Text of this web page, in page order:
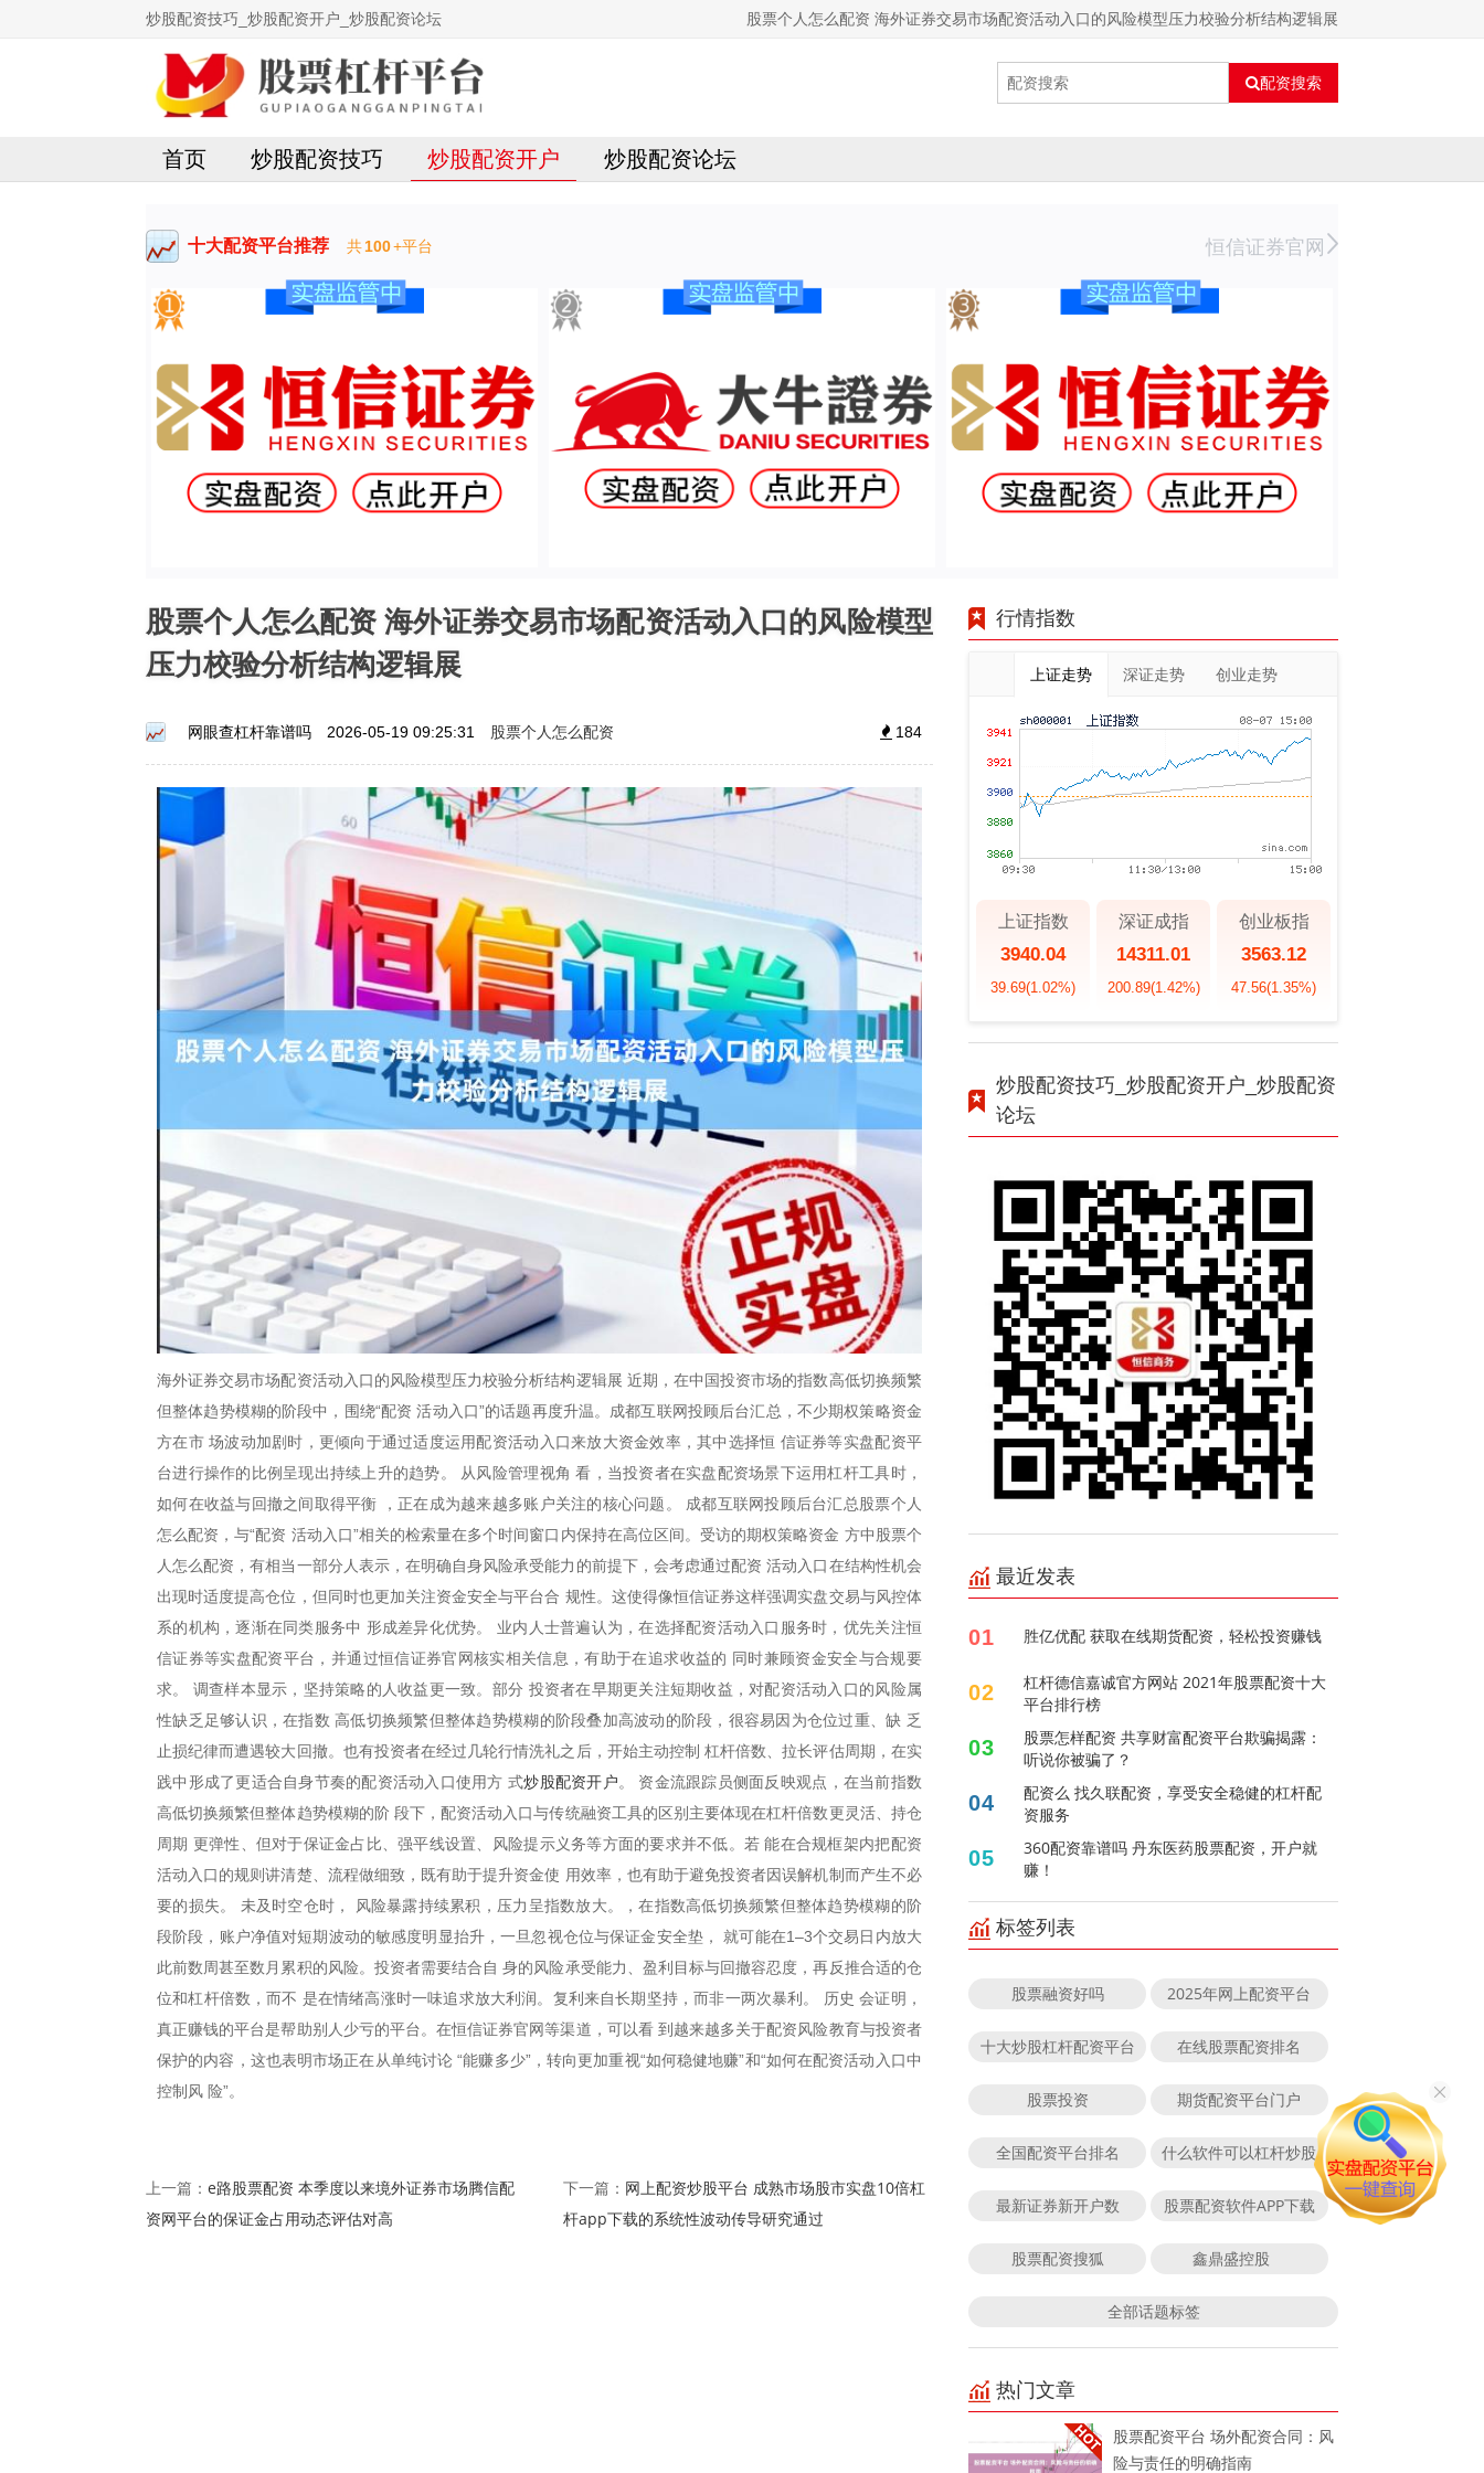
炒股配资技巧_炒股配资开户_炒股配资论坛 股票个人怎么配资 海外证券交易市场配资活动入口的风险模型压力校验分析结构逻辑展
配资搜索
首页 炒股配资技巧 炒股配资开户 炒股配资论坛
十大配资平台推荐 共100+平台 恒信证券官网
股票个人怎么配资 海外证券交易市场配资活动入口的风险模型
压力校验分析结构逻辑展
网眼查杠杆靠谱吗 2026-05-19 09:25:31 股票个人怎么配资 184
海外证券交易市场配资活动入口的风险模型压力校验分析结构逻辑展 近期，在中国投资市场的指数高低切换频繁
但整体趋势模糊的阶段中，围绕“配资 活动入口”的话题再度升温。成都互联网投顾后台汇总，不少期权策略资金
方在市 场波动加剧时，更倾向于通过适度运用配资活动入口来放大资金效率，其中选择恒 信证券等实盘配资平
台进行操作的比例呈现出持续上升的趋势。 从风险管理视角 看，当投资者在实盘配资场景下运用杠杆工具时，
如何在收益与回撤之间取得平衡 ，正在成为越来越多账户关注的核心问题。 成都互联网投顾后台汇总股票个人
怎么配资，与“配资 活动入口”相关的检索量在多个时间窗口内保持在高位区间。受访的期权策略资金 方中股票个
人怎么配资，有相当一部分人表示，在明确自身风险承受能力的前提下，会考虑通过配资 活动入口在结构性机会
出现时适度提高仓位，但同时也更加关注资金安全与平台合 规性。这使得像恒信证券这样强调实盘交易与风控体
系的机构，逐渐在同类服务中 形成差异化优势。 业内人士普遍认为，在选择配资活动入口服务时，优先关注恒
信证券等实盘配资平台，并通过恒信证券官网核实相关信息，有助于在追求收益的 同时兼顾资金安全与合规要
求。 调查样本显示，坚持策略的人收益更一致。部分 投资者在早期更关注短期收益，对配资活动入口的风险属
性缺乏足够认识，在指数 高低切换频繁但整体趋势模糊的阶段叠加高波动的阶段，很容易因为仓位过重、缺 乏
止损纪律而遭遇较大回撤。也有投资者在经过几轮行情洗礼之后，开始主动控制 杠杆倍数、拉长评估周期，在实
践中形成了更适合自身节奏的配资活动入口使用方 式炒股配资开户。 资金流跟踪员侧面反映观点，在当前指数
高低切换频繁但整体趋势模糊的阶 段下，配资活动入口与传统融资工具的区别主要体现在杠杆倍数更灵活、持仓
周期 更弹性、但对于保证金占比、强平线设置、风险提示义务等方面的要求并不低。若 能在合规框架内把配资
活动入口的规则讲清楚、流程做细致，既有助于提升资金使 用效率，也有助于避免投资者因误解机制而产生不必
要的损失。 未及时空仓时， 风险暴露持续累积，压力呈指数放大。，在指数高低切换频繁但整体趋势模糊的阶
段阶段，账户净值对短期波动的敏感度明显抬升，一旦忽视仓位与保证金安全垫， 就可能在1–3个交易日内放大
此前数周甚至数月累积的风险。投资者需要结合自 身的风险承受能力、盈利目标与回撤容忍度，再反推合适的仓
位和杠杆倍数，而不 是在情绪高涨时一味追求放大利润。复利来自长期坚持，而非一两次暴利。 历史 会证明，
真正赚钱的平台是帮助别人少亏的平台。在恒信证券官网等渠道，可以看 到越来越多关于配资风险教育与投资者
保护的内容，这也表明市场正在从单纯讨论 “能赚多少”，转向更加重视“如何稳健地赚”和“如何在配资活动入口中
控制风 险”。
上一篇： e路股票配资 本季度以来境外证券市场腾信配
资网平台的保证金占用动态评估对高
下一篇： 网上配资炒股平台 成熟市场股市实盘10倍杠
杆app下载的系统性波动传导研究通过
行情指数
上证走势 深证走势 创业走势
上证指数
3940.04
39.69(1.02%)
深证成指
14311.01
200.89(1.42%)
创业板指
3563.12
47.56(1.35%)
炒股配资技巧_炒股配资开户_炒股配资
论坛
最近发表
01 胜亿优配 获取在线期货配资，轻松投资赚钱
02
杠杆德信嘉诚官方网站 2021年股票配资十大
平台排行榜
03
股票怎样配资 共享财富配资平台欺骗揭露：
听说你被骗了？
04
配资么 找久联配资，享受安全稳健的杠杆配
资服务
05
360配资靠谱吗 丹东医药股票配资，开户就
赚！
标签列表
股票融资好吗 2025年网上配资平台
十大炒股杠杆配资平台 在线股票配资排名
股票投资 期货配资平台门户
全国配资平台排名 什么软件可以杠杆炒股
最新证券新开户数 股票配资软件APP下载
股票配资搜狐 鑫鼎盛控股
全部话题标签
热门文章
股票配资平台 场外配资合同：风
险与责任的明确指南